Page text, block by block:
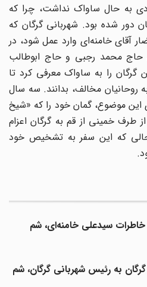
به حال ساواک نداشت، چرا که
دور شده بود. شهربانی گرگان که
آقای خامنه‌ای وارد عمل شود، در
حاج محمد رجبی و حاج ابوطالب
را به ساواک معرفی کرد تا
مخالف، بدانند. سه سال
موضوع، گمان خود را که «شیخ
که در سال ۴۲ [۴۳] از طرف خمینی از قم به گرگان اعزام
که این سفر به تشخیص خود
سیدعلی خامنه‌ای، شم‌
به رئیس شهربانی گرگان، شم‌